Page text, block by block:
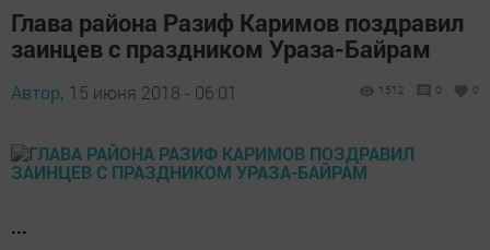
Глава района Разиф Каримов поздравил
заинцев с праздником Ураза-Байрам
Автор, 15 июня 2018 - 06:01 1512 0 0
...